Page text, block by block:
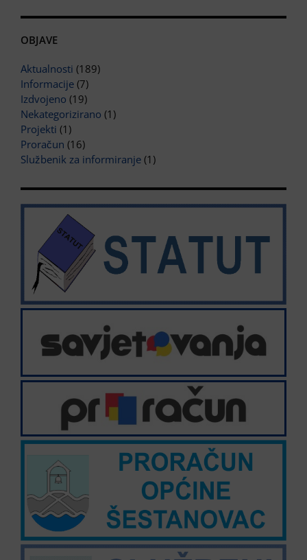
OBJAVE
Aktualnosti (189)
Informacije (7)
Izdvojeno (19)
Nekategorizirano (1)
Projekti (1)
Proračun (16)
Službenik za informiranje (1)